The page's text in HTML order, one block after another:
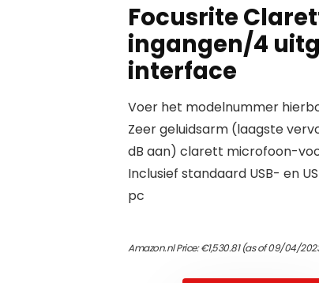
Focusrite
ingangen/4
interface
Voer het modelnummer
Zeer geluidsarm (laagste
dB aan) clarett microfoon-
Inclusief standaard USB- en
pc
Amazon.nl Price:€1,530.81(as of 09/04/2023